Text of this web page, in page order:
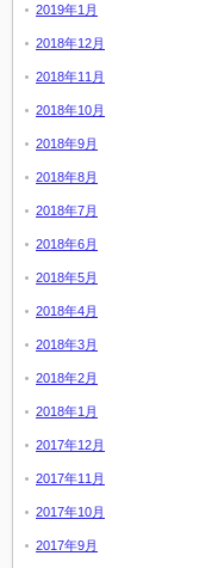
2019年1月
2018年12月
2018年11月
2018年10月
2018年9月
2018年8月
2018年7月
2018年6月
2018年5月
2018年4月
2018年3月
2018年2月
2018年1月
2017年12月
2017年11月
2017年10月
2017年9月